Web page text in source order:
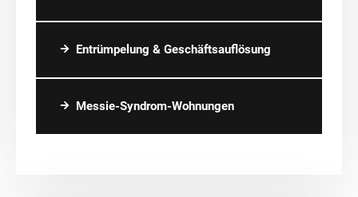
Entrümpelung & Geschäftsauflösung
Messie-Syndrom-Wohnungen